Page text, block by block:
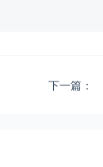
下一篇：